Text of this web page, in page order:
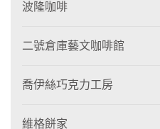
波隆咖啡
二號倉庫藝文咖啡館
喬伊絲巧克力工房
維格餅家